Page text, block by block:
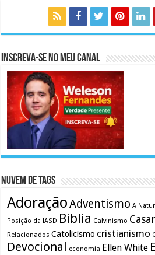
Inscreva-se no meu canal
Nuvem de Tags
AdoraçãoAdventismo A
Posição da IASD Biblia Calvinismo
Relacionados Catolicismo cristianismo
Devocional economia Ellen White